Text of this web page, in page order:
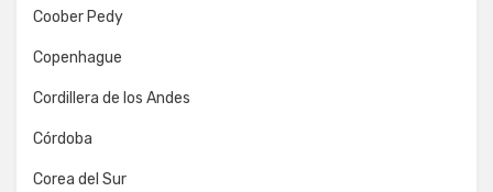
Coober Pedy
Copenhague
Cordillera de los Andes
Córdoba
Corea del Sur